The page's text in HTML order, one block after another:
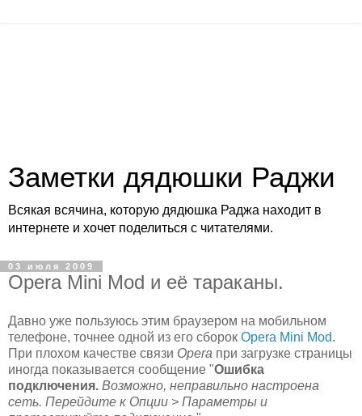
Заметки дядюшки Раджи
Всякая всячина, которую дядюшка Раджа находит в
интернете и хочет поделиться с читателями.
03 июля 2009
Opera Mini Mod и её тараканы.
Давно уже пользуюсь этим браузером на мобильном
телефоне, точнее одной из его сборок Opera Mini Mod.
При плохом качестве связи Opera при загрузке страницы
иногда показывается сообщение "Ошибка
подключения. Возможно, неправильно настроена
сеть. Перейдите к Опции > Параметры и